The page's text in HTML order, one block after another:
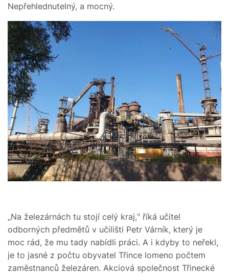
Nepřehlednutelný, a mocný.
„Na železárnách tu stojí celý kraj,“ říká učitel
odborných předmětů v učilišti Petr Várník, který je
moc rád, že mu tady nabídli práci. A i kdyby to neřekl,
je to jasné z počtu obyvatel Třince lomeno počtem
zaměstnanců železáren. Akciová společnost Třinecké